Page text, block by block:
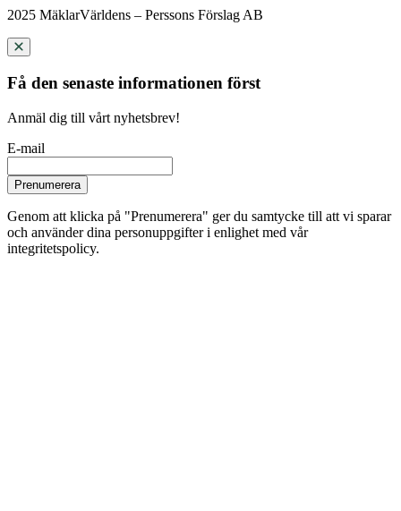
2025 MäklarVärldens – Perssons Förslag AB
Få den senaste informationen först
Anmäl dig till vårt nyhetsbrev!
E-mail
Prenumerera
Genom att klicka på "Prenumerera" ger du samtycke till att vi sparar
och använder dina personuppgifter i enlighet med vår
integritetspolicy.